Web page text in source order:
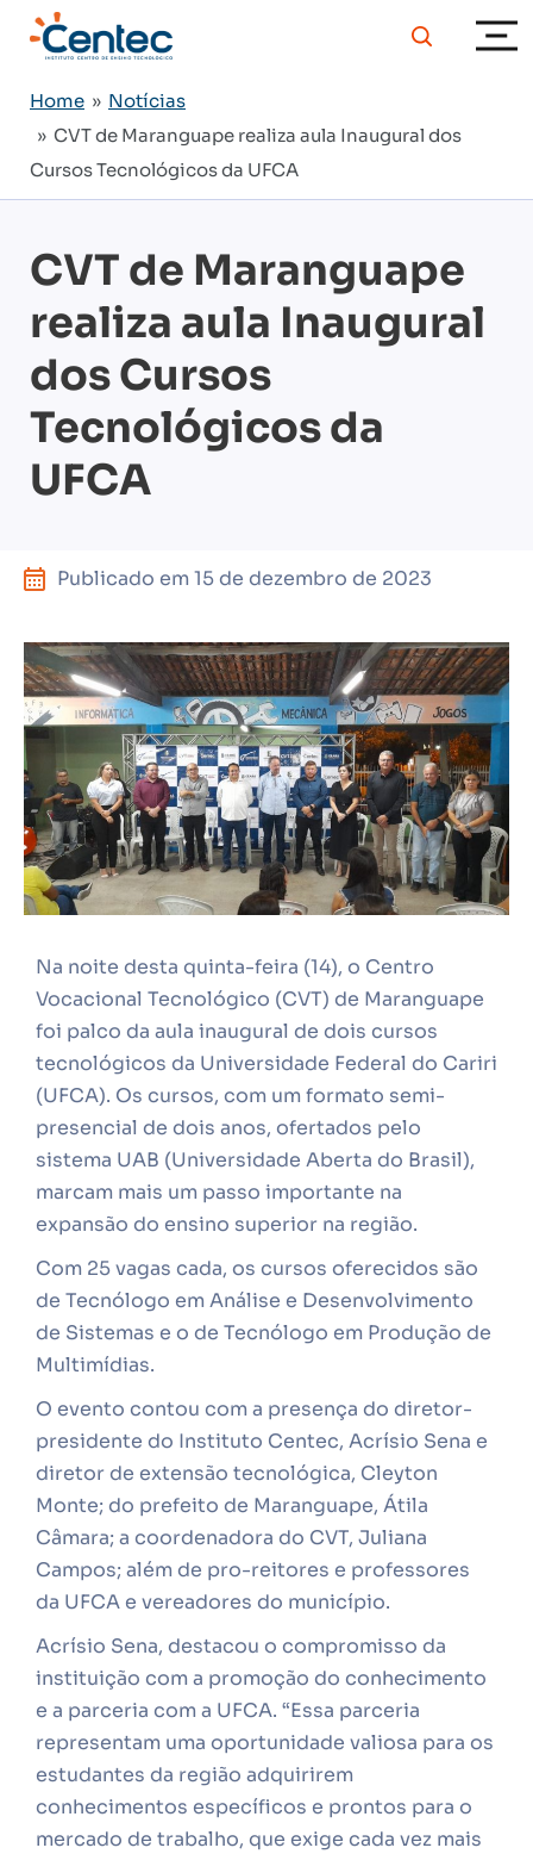
Home » Notícias
» CVT de Maranguape realiza aula Inaugural dos
Cursos Tecnológicos da UFCA
CVT de Maranguape
realiza aula Inaugural
dos Cursos
Tecnológicos da
UFCA
Publicado em 15 de dezembro de 2023
Na noite desta quinta-feira (14), o Centro
Vocacional Tecnológico (CVT) de Maranguape
foi palco da aula inaugural de dois cursos
tecnológicos da Universidade Federal do Cariri
(UFCA). Os cursos, com um formato semi-
presencial de dois anos, ofertados pelo
sistema UAB (Universidade Aberta do Brasil),
marcam mais um passo importante na
expansão do ensino superior na região.
Com 25 vagas cada, os cursos oferecidos são
de Tecnólogo em Análise e Desenvolvimento
de Sistemas e o de Tecnólogo em Produção de
Multimídias.
O evento contou com a presença do diretor-
presidente do Instituto Centec, Acrísio Sena e
diretor de extensão tecnológica, Cleyton
Monte; do prefeito de Maranguape, Átila
Câmara; a coordenadora do CVT, Juliana
Campos; além de pro-reitores e professores
da UFCA e vereadores do município.
Acrísio Sena, destacou o compromisso da
instituição com a promoção do conhecimento
e a parceria com a UFCA. “Essa parceria
representam uma oportunidade valiosa para os
estudantes da região adquirirem
conhecimentos específicos e prontos para o
mercado de trabalho, que exige cada vez mais